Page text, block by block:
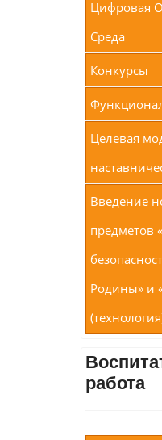
Цифровая
Среда
Конкурсы
Целевая
Введение
предметов
Родины» и
работа